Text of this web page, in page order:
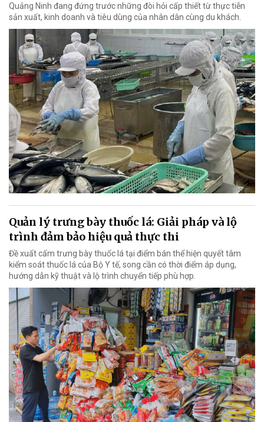
Quảng Ninh đang đứng trước những đòi hỏi cấp thiết từ thực tiễn
sản xuất, kinh doanh và tiêu dùng của nhân dân cùng du khách.
Quản lý trưng bày thuốc lá: Giải pháp và lộ
trình đảm bảo hiệu quả thực thi
Đề xuất cấm trưng bày thuốc lá tại điểm bán thể hiện quyết tâm
kiểm soát thuốc lá của Bộ Y tế, song cần có thời điểm áp dụng,
hướng dẫn kỹ thuật và lộ trình chuyển tiếp phù hợp.